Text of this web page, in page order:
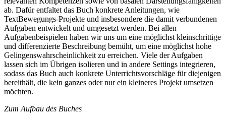
ab. Dafür entfaltet das Buch konkrete Anleitungen, wie
TextBewegungs-Projekte und insbesondere die damit verbundenen
Aufgaben entwickelt und umgesetzt werden. Bei allen
Aufgabenbeispielen haben wir uns um eine möglichst kleinschrittige
und differenzierte Beschreibung bemüht, um eine möglichst hohe
Gelingenswahrscheinlichkeit zu erreichen. Viele der Aufgaben
lassen sich im Übrigen isolieren und in andere Settings integrieren,
sodass das Buch auch konkrete Unterrichtsvorschläge für diejenigen
bereithält, die kein ganzes oder nur ein kleineres Projekt umsetzen
möchten.
Zum Aufbau des Buches